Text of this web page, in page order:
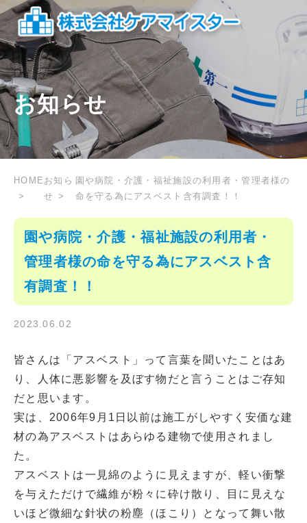
お知らせ
HOME お知ら
せ
園や病院・介護・福祉施設の利用者・管理者様の
命を守る為にアスベスト含有調査！！
園や病院・介護・福祉施設の利用者・
管理者様の命を守る為にアスベスト含
有調査！！
2023.06.02
皆さんは「アスベスト」って言葉を聞いたことはあ
り、人体に悪影響を及ぼす物だと言うことはご存知
だと思います。
実は、2006年9月1日以前は施工がしやすく安価な建
材の為アスベストはあらゆる建物で使用されまし
た。
アスベストは一見綿のように見えますが、軽い衝撃
を与えただけで繊維が粉々に砕け散り、目に見えな
いほど微細な針状の粉塵（ほこり）となって舞い散